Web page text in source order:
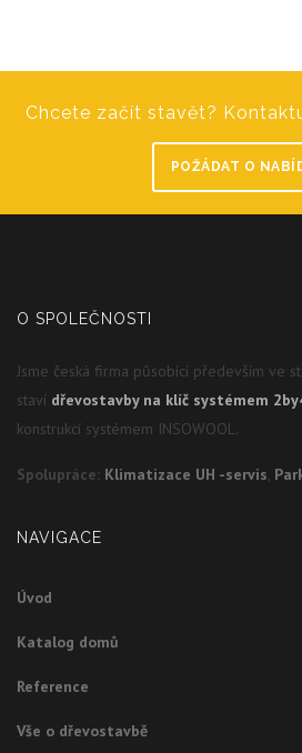
Chcete začít stavět?
POŽÁDAT O
O SPOLEČNOSTI
Jsme česká firma působící především ve
staví dřevostavby na klíč systémem
konstrukcí systémem INSOWOOL.
Spolupráce: Klimatizace UH -servis,
NAVIGACE
Úvod
Katalog domů
Reference
Vše o dřevostavbě